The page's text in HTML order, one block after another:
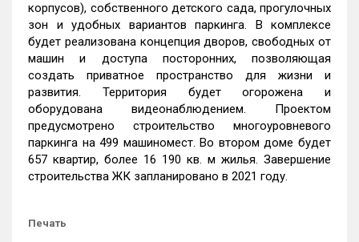
корпусов), собственного детского сада, прогулочных
зон и удобных вариантов паркинга. В комплексе
будет реализована концепция дворов, свободных от
машин и доступа посторонних, позволяющая
создать приватное пространство для жизни и
развития. Территория будет огорожена и
оборудована видеонаблюдением. Проектом
предусмотрено строительство многоуровневого
паркинга на 499 машиномест. Во втором доме будет
657 квартир, более 16 190 кв. м жилья. Завершение
строительства ЖК запланировано в 2021 году.
Печать